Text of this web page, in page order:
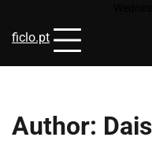
content
ficlo.pt
Author: